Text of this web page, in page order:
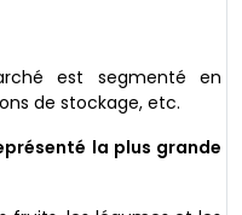
est segmenté en
de stockage, etc.
la plus grande